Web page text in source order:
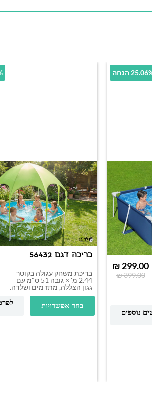
הנחה
₪399.00
₪ 299.00
נוספים
בריכה דגם 56432
בריכת משחק עגולה בקוטר
2.44 מ' × גובה 51 ס"מ עם
גגון הצללה, מתז מים ושלדה.
בחר אפשרויות